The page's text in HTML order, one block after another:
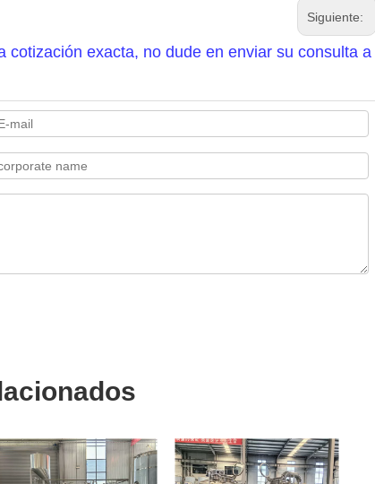
Siguiente:
exacta, no dude en enviar su consulta a